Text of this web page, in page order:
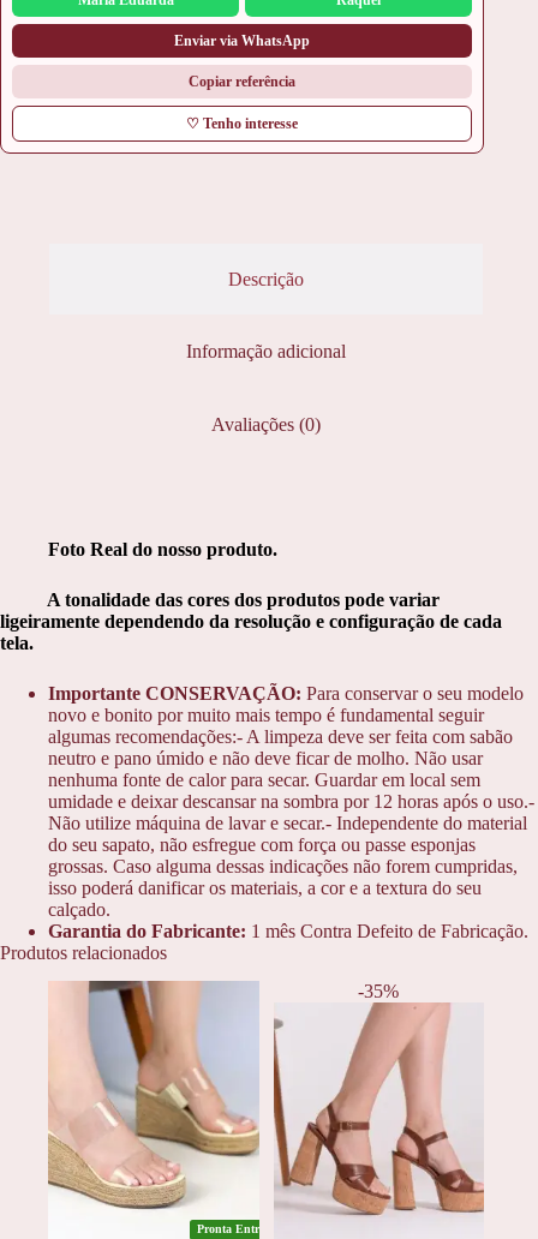
Enviar via WhatsApp
Copiar referência
♡ Tenho interesse
Descrição
Informação adicional
Avaliações (0)
Foto Real do nosso produto.
A tonalidade das cores dos produtos pode variar
ligeiramente dependendo da resolução e configuração de cada
tela.
Importante CONSERVAÇÃO: Para conservar o seu modelo
novo e bonito por muito mais tempo é fundamental seguir
algumas recomendações:- A limpeza deve ser feita com sabão
neutro e pano úmido e não deve ficar de molho. Não usar
nenhuma fonte de calor para secar. Guardar em local sem
umidade e deixar descansar na sombra por 12 horas após o uso.-
Não utilize máquina de lavar e secar.- Independente do material
do seu sapato, não esfregue com força ou passe esponjas
grossas. Caso alguma dessas indicações não forem cumpridas,
isso poderá danificar os materiais, a cor e a textura do seu
calçado.
Garantia do Fabricante: 1 mês Contra Defeito de Fabricação.
Produtos relacionados
Pronta Entrega
-35%